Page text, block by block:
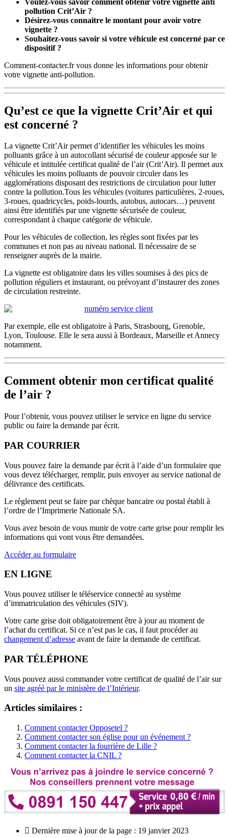
pollution Crit’Air ?
Désirez-vous connaitre le montant pour avoir votre
vignette ?
Souhaitez-vous savoir si votre véhicule est concerné par ce
dispositif ?
Comment-contacter.fr vous donne les informations pour obtenir
votre vignette anti-pollution.
Qu’est ce que la vignette Crit’Air et qui
est concerné ?
La vignette Crit’Air permet d’identifier les véhicules les moins
polluants grâce à un autocollant sécurisé de couleur apposée sur le
véhicule et intitulée certificat qualité de l’air (Crit’Air). Il permet aux
véhicules les moins polluants de pouvoir circuler dans les
agglomérations disposant des restrictions de circulation pour lutter
contre la pollution.Tous les véhicules (voitures particulières, 2-roues,
3-roues, quadricycles, poids-lourds, autobus, autocars…) peuvent
ainsi être identifiés par une vignette sécurisée de couleur,
correspondant à chaque catégorie de véhicule.
Pour les véhicules de collection, les règles sont fixées par les
communes et non pas au niveau national. Il nécessaire de se
renseigner auprès de la mairie.
La vignette est obligatoire dans les villes soumises à des pics de
pollution réguliers et instaurant, ou prévoyant d’instaurer des zones
de circulation restreinte.
Par exemple, elle est obligatoire à Paris, Strasbourg, Grenoble,
Lyon, Toulouse. Elle le sera aussi à Bordeaux, Marseille et Annecy
notamment.
Comment obtenir mon certificat qualité
de l’air ?
Pour l’obtenir, vous pouvez utiliser le service en ligne du service
public ou faire la demande par écrit.
PAR COURRIER
Vous pouvez faire la demande par écrit à l’aide d’un formulaire que
vous devez télécharger, remplir, puis envoyer au service national de
délivrance des certificats.
Le règlement peut se faire par chèque bancaire ou postal établi à
l’ordre de l’Imprimerie Nationale SA.
Vous avez besoin de vous munir de votre carte grise pour remplir les
informations qui vont vous être demandées.
Accéder au formulaire
EN LIGNE
Vous pouvez utiliser le téléservice connecté au système
d’immatriculation des véhicules (SIV).
Votre carte grise doit obligatoirement être à jour au moment de
l’achat du certificat. Si ce n’est pas le cas, il faut procéder au
changement d’adresse avant de faire la demande de certificat.
PAR TÉLÉPHONE
Vous pouvez aussi commander votre certificat de qualité de l’air sur
un site agréé par le ministère de l’Intérieur.
Articles similaires :
Comment contacter Opposetel ?
Comment contacter son église pour un événement ?
Comment contacter la fourrière de Lille ?
Comment contacter la CNIL ?
Dernière mise à jour de la page : 19 janvier 2023